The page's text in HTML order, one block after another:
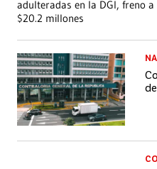
adulteradas en la DGI, freno
$20.2 millones